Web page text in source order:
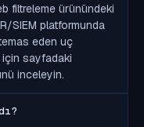
filtreleme ürünündeki
SIEM platformunda
eden uç
için sayfadaki
inceleyin.